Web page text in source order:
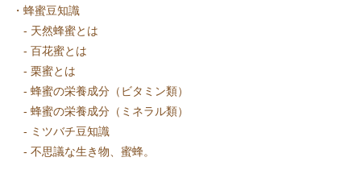
・ 蜂蜜豆知識
- 天然蜂蜜とは
- 百花蜜とは
- 栗蜜とは
- 蜂蜜の栄養成分（ビタミン類）
- 蜂蜜の栄養成分（ミネラル類）
- ミツバチ豆知識
- 不思議な生き物、蜜蜂。